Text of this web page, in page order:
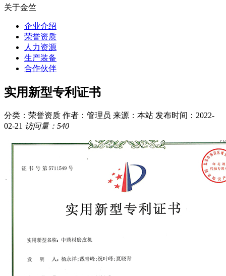
关于金竺
企业介绍
荣誉资质
人力资源
生产装备
合作伙伴
实用新型专利证书
分类：荣誉资质 作者：管理员 来源：本站 发布时间：2022-
02-21 访问量：540